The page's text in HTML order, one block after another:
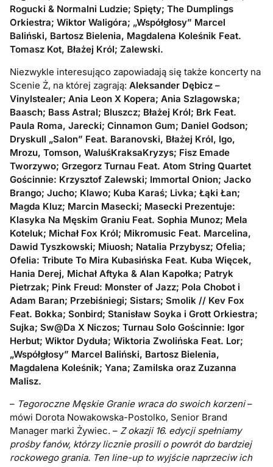
Rogucki & Normalni Ludzie; Spięty; The Dumplings
Orkiestra; Wiktor Waligóra; „Współgłosy” Marcel
Baliński, Bartosz Bielenia, Magdalena Koleśnik Feat.
Tomasz Kot, Błażej Król; Zalewski.
Niezwykle interesująco zapowiadają się także koncerty na
Scenie Ż, na której zagrają:Aleksander Dębicz –
Vinylstealer; Ania Leon X Kopera; Ania Szlagowska;
Baasch; Bass Astral; Bluszcz; Błażej Król; Brk Feat.
Paula Roma, Jarecki; Cinnamon Gum; Daniel Godson;
Dryskull „Salon” Feat. Baranovski, Błażej Król, Igo,
Mrozu, Tomson, WaluśKraksaKryzys; Fisz Emade
Tworzywo; Grzegorz Turnau Feat. Atom String Quartet
Gościnnie: Krzysztof Zalewski; Immortal Onion; Jacko
Brango; Jucho; Klawo; Kuba Karaś; Livka; Łąki Łan;
Magda Kluz; Marcin Masecki; Masecki Prezentuje:
Klasyka Na Męskim Graniu Feat. Sophia Munoz; Mela
Koteluk; Michał Fox Król; Mikromusic Feat. Marcelina,
Dawid Tyszkowski; Miuosh; Natalia Przybysz; Ofelia;
Ofelia: Tribute To Mira Kubasińska Feat. Kuba Więcek,
Hania Derej, Michał Aftyka & Alan Kapołka; Patryk
Pietrzak; Pink Freud: Monster of Jazz; Pola Chobot i
Adam Baran; Przebiśniegi; Sistars; Smolik // Kev Fox
Feat. Bokka; Sonbird; Stanisław Soyka i Grott Orkiestra;
Sujka; Sw@Da X Niczos; Turnau Solo Gościnnie: Igor
Herbut; Wiktor Dyduła; Wiktoria Zwolińska Feat. Lor;
„Współgłosy” Marcel Baliński, Bartosz Bielenia,
Magdalena Koleśnik; Yana; Zamilska oraz Zuzanna
Malisz.
– Tegoroczne Męskie Granie wraca do swoich korzeni–
mówi Dorota Nowakowska-Postolko, Senior Brand
Manager marki Żywiec. – Z okazji 16. edycji spełniamy
prośby fanów, którzy licznie prosili o powrót do bardziej
rockowego grania. Ten line-up to wyjście naprzeciw ich